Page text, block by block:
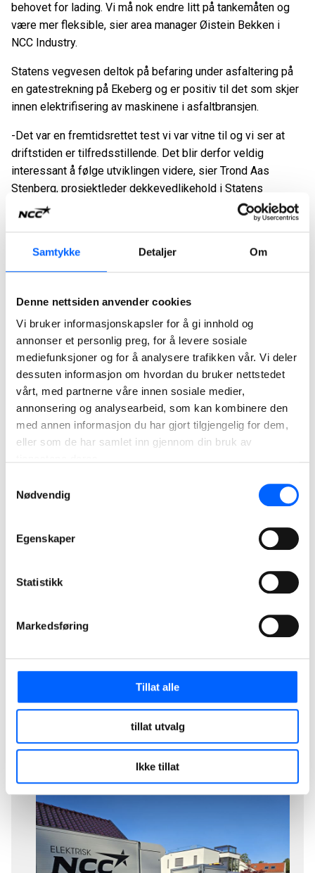
Samtykke Detaljer Om
Denne nettsiden anvender cookies
Vi bruker informasjonskapsler for å gi innhold og
annonser et personlig preg, for å levere sosiale
mediefunksjoner og for å analysere trafikken vår. Vi deler
dessuten informasjon om hvordan du bruker nettstedet
vårt, med partnerne våre innen sosiale medier,
annonsering og analysearbeid, som kan kombinere den
med annen informasjon du har gjort tilgjengelig for dem,
eller som de har samlet inn gjennom din bruk av
Nødvendig
Egenskaper
Statistikk
Markedsføring
Tillat alle
tillat utvalg
Ikke tillat
behovet for lading. Vi må nok endre litt på tankemåten og
være mer fleksible, sier area manager Øistein Bekken i
NCC Industry.
Statens vegvesen deltok på befaring under asfaltering på
en gatestrekning på Ekeberg og er positiv til det som skjer
innen elektrifisering av maskinene i asfaltbransjen.
-Det var en fremtidsrettet test vi var vitne til og vi ser at
driftstiden er tilfredsstillende. Det blir derfor veldig
interessant å følge utviklingen videre, sier Trond Aas
Stenberg, prosjektleder dekkevedlikehold i Statens
vegvesen Øst.
-Elektrifiseringen av asfaltbransjen er nå godt i gang og
NCC skal følge med og involvere oss i den videre
utviklingen. Samtidig er det viktig å huske at det er i
der vi fortsatt kan gjøre de store CO2-kuttene. Men med
gode elektriske maskiner også i asfaltbransjen vil vi nok
ganske så raskt se elektrisk asfaltutleggere på veier og
gater, avslutter André Waage.
FOTO: NCC
For ytterligere informasjon, kontakt:
Øistein Bekken, area manager NCC Industry t. 45 23 78 38
Relatert materiale
20231012 NCC tester elektrisk asfaltutlegger